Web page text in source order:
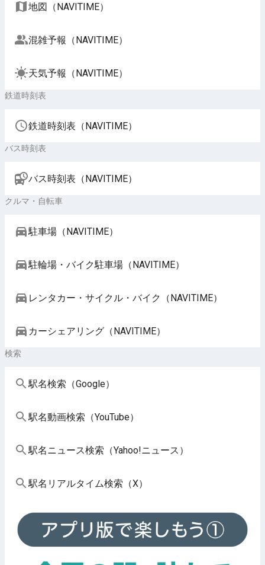
地図（NAVITIME）
混雑予報（NAVITIME）
天気予報（NAVITIME）
鉄道時刻表
鉄道時刻表（NAVITIME）
バス時刻表
バス時刻表（NAVITIME）
クルマ・自転車
駐車場（NAVITIME）
駐輪場・バイク駐車場（NAVITIME）
レンタカー・サイクル・バイク（NAVITIME）
カーシェアリング（NAVITIME）
検索
駅名検索（Google）
駅名動画検索（YouTube）
駅名ニュース検索（Yahoo!ニュース）
駅名リアルタイム検索（X）